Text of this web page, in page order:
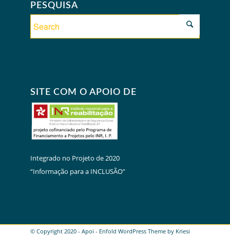
PESQUISA
SITE COM O APOIO DE
Integrado no Projeto de 2020
“Informação para a INCLUSÃO”
© Copyright 2020 - Apoi - Enfold WordPress Theme by Kriesi